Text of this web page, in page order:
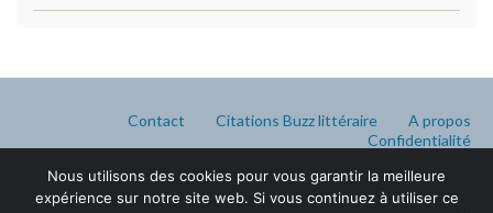
Contact Citations Buzz littéraire
A propos
Confidentialité
Nous utilisons des cookies pour vous garantir la meilleure
expérience sur notre site web. Si vous continuez à utiliser ce